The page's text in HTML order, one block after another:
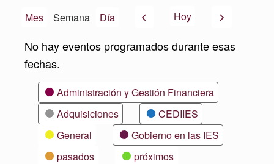
Mes Semana Día AnteriorHoy Siguiente
No hay eventos programados durante esas
fechas.
CategoríasAdministración y Gestión Financiera
Adquisiciones
CEDIIES
General
Gobierno en las IES
pasados
próximos